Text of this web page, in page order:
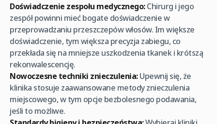
Doświadczenie zespołu medycznego:Chirurg i jego
zespół powinni mieć bogate doświadczenie w
przeprowadzaniu przeszczepów włosów. Im większe
doświadczenie, tym większa precyzja zabiegu, co
przekłada się na mniejsze uszkodzenia tkanek i krótszą
rekonwalescencję.
Nowoczesne techniki znieczulenia:Upewnij się, że
klinika stosuje zaawansowane metody znieczulenia
miejscowego, w tym opcje bezbolesnego podawania,
jeśli to możliwe.